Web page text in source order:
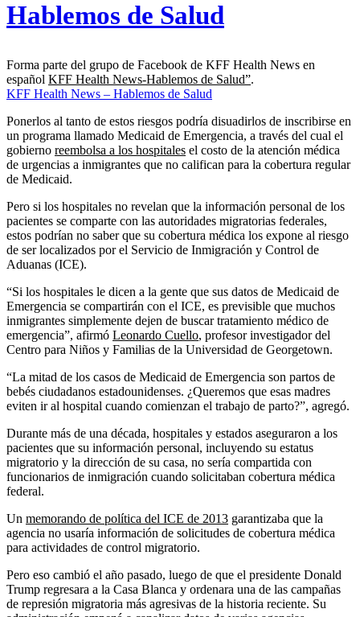
Hablemos de Salud
Forma parte del grupo de Facebook de KFF Health News en
español KFF Health News-Hablemos de Salud”.
KFF Health News – Hablemos de Salud
Ponerlos al tanto de estos riesgos podría disuadirlos de inscribirse en
un programa llamado Medicaid de Emergencia, a través del cual el
gobierno reembolsa a los hospitales el costo de la atención médica
de urgencias a inmigrantes que no califican para la cobertura regular
de Medicaid.
Pero si los hospitales no revelan que la información personal de los
pacientes se comparte con las autoridades migratorias federales,
estos podrían no saber que su cobertura médica los expone al riesgo
de ser localizados por el Servicio de Inmigración y Control de
Aduanas (ICE).
“Si los hospitales le dicen a la gente que sus datos de Medicaid de
Emergencia se compartirán con el ICE, es previsible que muchos
inmigrantes simplemente dejen de buscar tratamiento médico de
emergencia”, afirmó Leonardo Cuello, profesor investigador del
Centro para Niños y Familias de la Universidad de Georgetown.
“La mitad de los casos de Medicaid de Emergencia son partos de
bebés ciudadanos estadounidenses. ¿Queremos que esas madres
eviten ir al hospital cuando comienzan el trabajo de parto?”, agregó.
Durante más de una década, hospitales y estados aseguraron a los
pacientes que su información personal, incluyendo su estatus
migratorio y la dirección de su casa, no sería compartida con
funcionarios de inmigración cuando solicitaban cobertura médica
federal.
Un memorando de política del ICE de 2013 garantizaba que la
agencia no usaría información de solicitudes de cobertura médica
para actividades de control migratorio.
Pero eso cambió el año pasado, luego de que el presidente Donald
Trump regresara a la Casa Blanca y ordenara una de las campañas
de represión migratoria más agresivas de la historia reciente. Su